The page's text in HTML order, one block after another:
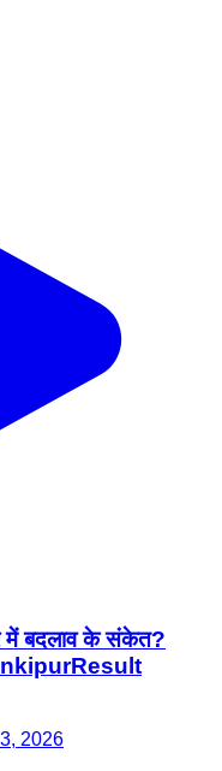
में बदलाव के संकेत?
2026